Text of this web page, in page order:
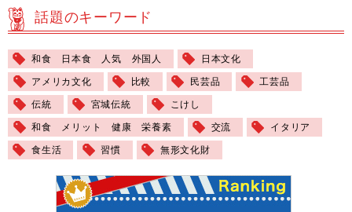
話題のキーワード
和食 日本食 人気 外国人 日本文化
アメリカ文化 比較 民芸品 工芸品
伝統 宮城伝統 こけし
和食 メリット 健康 栄養素 交流 イタリア
食生活 習慣 無形文化財